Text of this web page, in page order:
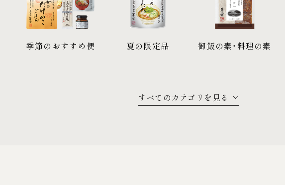
季節のおすすめ便 夏の限定品 御飯の素・料理の素
すべてのカテゴリを見る